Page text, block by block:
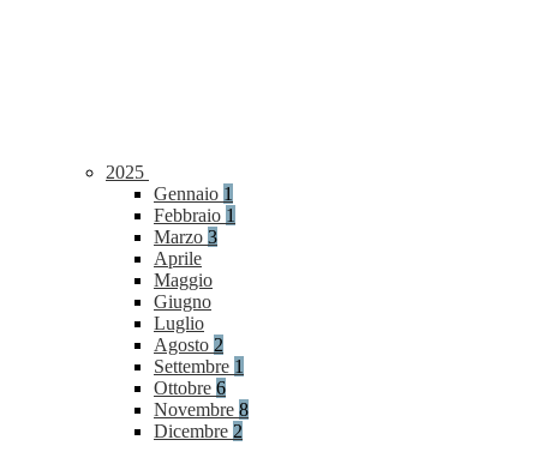
2025
Gennaio 1
Febbraio 1
Marzo 3
Aprile
Maggio
Giugno
Luglio
Agosto 2
Settembre 1
Ottobre 6
Novembre 8
Dicembre 2